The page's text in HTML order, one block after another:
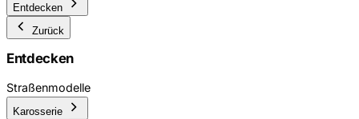
Entdecken
Zurück
Entdecken
Straßenmodelle
Karosserie